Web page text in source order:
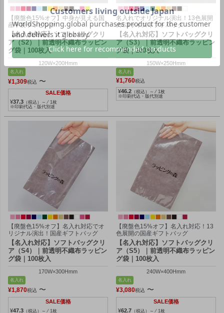
【廃盤色15%オフ】中身が見える国
産平袋ラッピング
【名入れ対応】ソフトバッグクリ
ア（S2）｜前透明不織布ラッピン
グ袋｜100枚入
120W×200Hmm
名入れ
¥1,309税込 〜
SALE価格
¥37.3 （税込）～ ⁄ 1枚
※印刷代込・版代別途
名入れでオリジナル演出！13色展開
のS3サイズギフトバッグ
【名入れ対応】ソフトバッグクリ
ア（S3）｜前透明不織布ラッピン
グ袋｜100枚入
150W×250Hmm
名入れ
¥1,760税込
¥46.2 （税込）～ ⁄ 1枚
※印刷代込・版代別途
【廃盤色15%オフ】名入れ対応でオ
リジナル演出！国産ギフトバッグ
【名入れ対応】ソフトバッグクリ
ア（S4）｜前透明不織布ラッピン
グ袋｜100枚入
170W×300Hmm
名入れ
¥1,870税込 〜
SALE価格
¥47.3 （税込）～ ⁄ 1枚
【廃盤色15%オフ】名入れ対応！13
色展開の国産ギフトバッグ
【名入れ対応】ソフトバッグクリ
ア（S5）｜前透明不織布ラッピン
グ袋｜100枚入
240W×400Hmm
名入れ
¥3,080税込 〜
SALE価格
¥62.7 （税込）～ ⁄ 1枚